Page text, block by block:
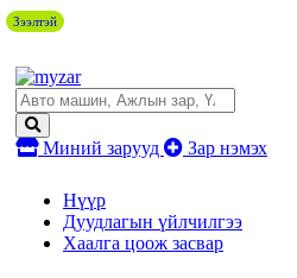
Миний зарууд Зар нэмэх
Нүүр
Дуудлагын үйлчилгээ
Хаалга цоож засвар
Зээлтэй